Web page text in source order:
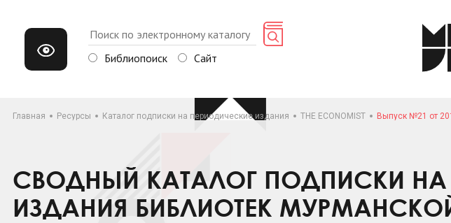
Библиопоиск Сайт
Главная Ресурсы Каталог подписки на периодические издания THE ECONOMIST Выпуск №21 от
СВОДНЫЙ КАТАЛОГ ПОДПИСКИ НА
ИЗДАНИЯ БИБЛИОТЕК